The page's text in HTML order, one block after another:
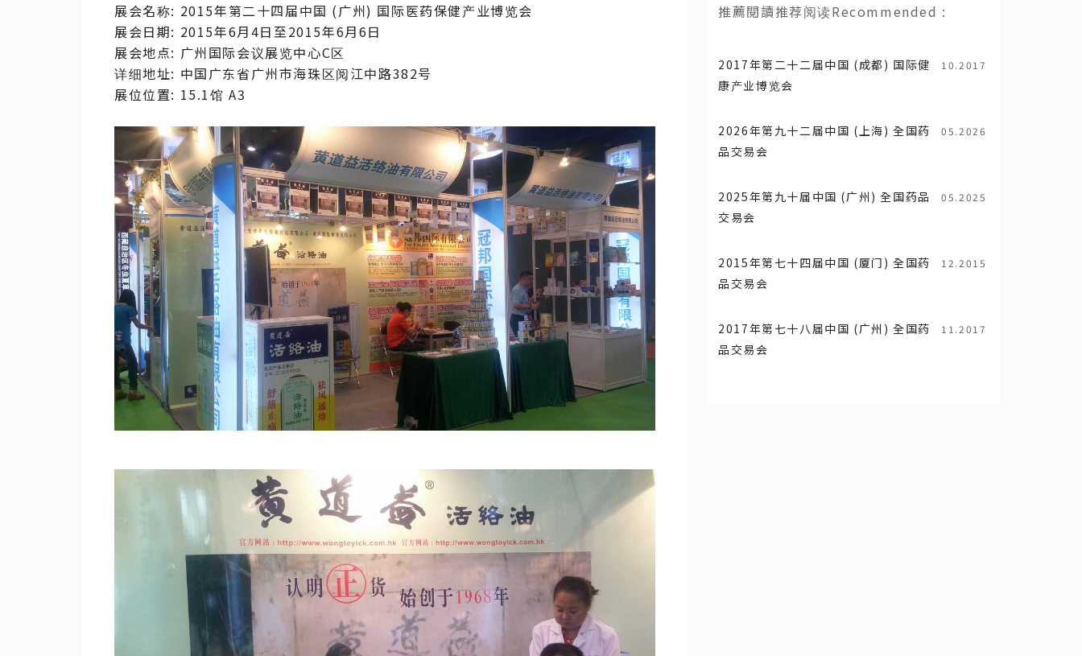
展会名称: 2015年第二十四届中国 (广州) 国际医药保健产业博览会
展会日期: 2015年6月4日至2015年6月6日
展会地点: 广州国际会议展览中心C区
详细地址: 中国广东省广州市海珠区阅江中路382号
展位位置: 15.1馆 A3
推薦閱讀推荐阅读Recommended :
2017年第二十二届中国 (成都) 国际健
康产业博览会
10.2017
2026年第九十二届中国 (上海) 全国药
品交易会
05.2026
2025年第九十届中国 (广州) 全国药品
交易会
05.2025
2015年第七十四届中国 (厦门) 全国药
品交易会
12.2015
2017年第七十八届中国 (广州) 全国药
品交易会
11.2017